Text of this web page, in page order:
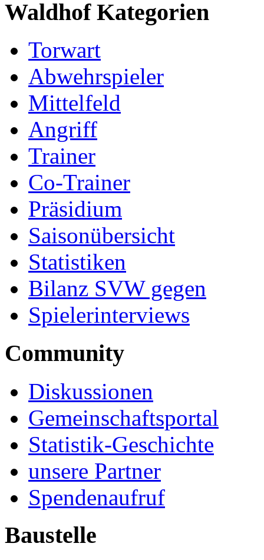
Waldhof Kategorien
Torwart
Abwehrspieler
Mittelfeld
Angriff
Trainer
Co-Trainer
Präsidium
Saisonübersicht
Statistiken
Bilanz SVW gegen
Spielerinterviews
Community
Diskussionen
Gemeinschaftsportal
Statistik-Geschichte
unsere Partner
Spendenaufruf
Baustelle